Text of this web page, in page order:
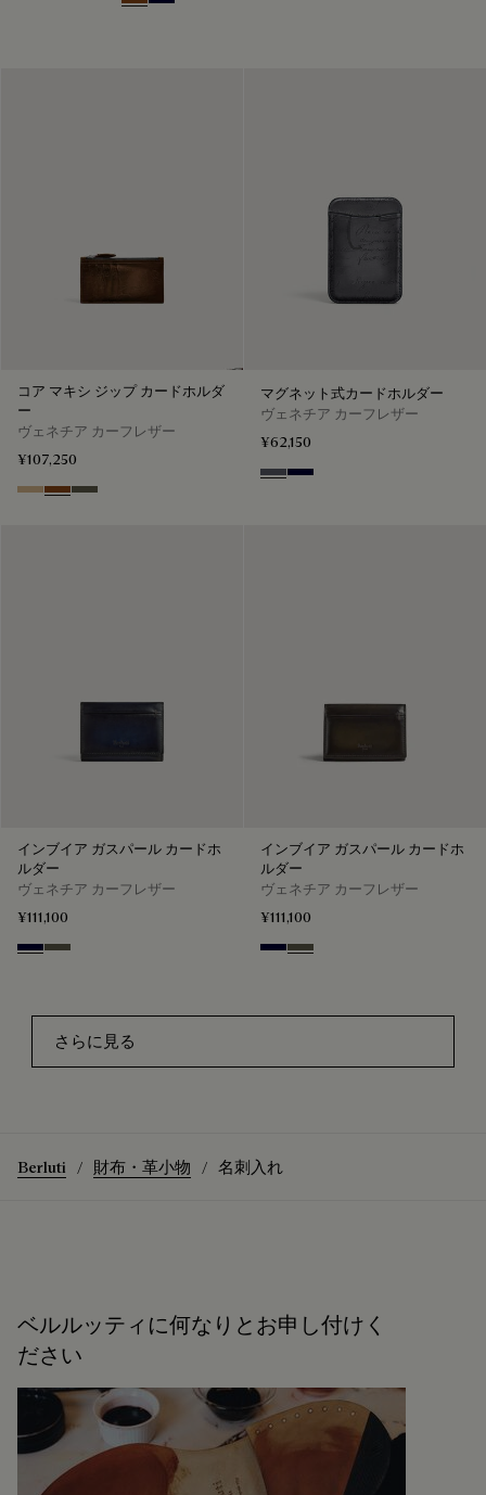
Cacao Intenso
Nero Blu
コア マキシ ジップ カードホルダ
ー
ヴェネチア カーフレザー
¥107,250
Miraggio
Cacao Intenso
Selva Oscura
マグネット式カードホルダー
ヴェネチア カーフレザー
¥62,150
Light Aluminio
Nero Blu
インブイア ガスパール カードホ
ルダー
ヴェネチア カーフレザー
¥111,100
Nero BluSelva Oscura
インブイア ガスパール カードホ
ルダー
ヴェネチア カーフレザー
¥111,100
Nero BluSelva Oscura
さらに見る
Berluti 財布・革小物 名刺入れ
ベルルッティに何なりとお申し付けく
ださい